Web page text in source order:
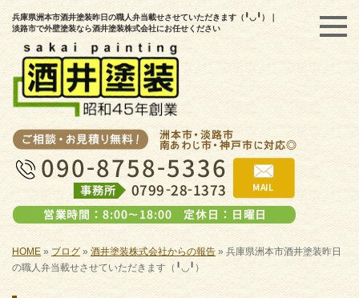
兵庫県洲本市酒井塗装昨日の職人弁当載せさせていただきます（╹◡╹）｜
淡路市で外壁塗装なら酒井塗装株式会社にお任せください
HOME » ブログ» 酒井塗装株式会社からの報告 »兵庫県洲本市酒井塗装昨日
の職人弁当載せさせていただきます（╹◡╹）